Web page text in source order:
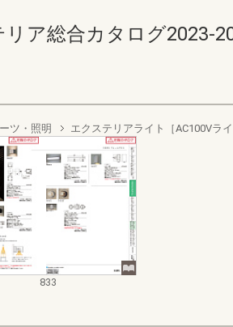
ア総合カタログ2023-
ツ・照明 エクステリアライト［AC100Vライ
833